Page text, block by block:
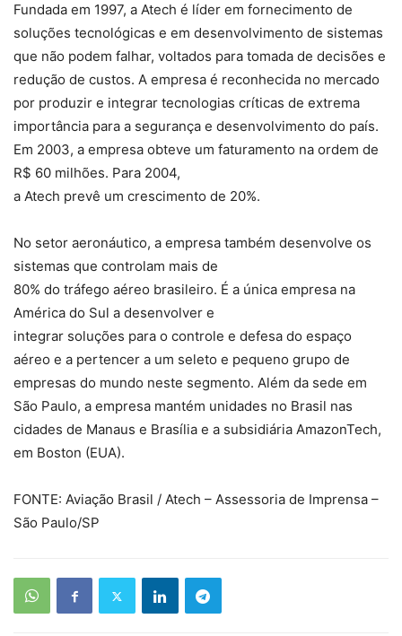
Fundada em 1997, a Atech é líder em fornecimento de
soluções tecnológicas e em desenvolvimento de sistemas
que não podem falhar, voltados para tomada de decisões e
redução de custos. A empresa é reconhecida no mercado
por produzir e integrar tecnologias críticas de extrema
importância para a segurança e desenvolvimento do país.
Em 2003, a empresa obteve um faturamento na ordem de
R$ 60 milhões. Para 2004,
a Atech prevê um crescimento de 20%.
No setor aeronáutico, a empresa também desenvolve os
sistemas que controlam mais de
80% do tráfego aéreo brasileiro. É a única empresa na
América do Sul a desenvolver e
integrar soluções para o controle e defesa do espaço
aéreo e a pertencer a um seleto e pequeno grupo de
empresas do mundo neste segmento. Além da sede em
São Paulo, a empresa mantém unidades no Brasil nas
cidades de Manaus e Brasília e a subsidiária AmazonTech,
em Boston (EUA).
FONTE: Aviação Brasil / Atech – Assessoria de Imprensa –
São Paulo/SP